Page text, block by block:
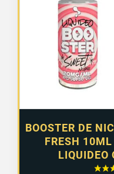
BOOSTER DE
FRESH
LIQUIDEO